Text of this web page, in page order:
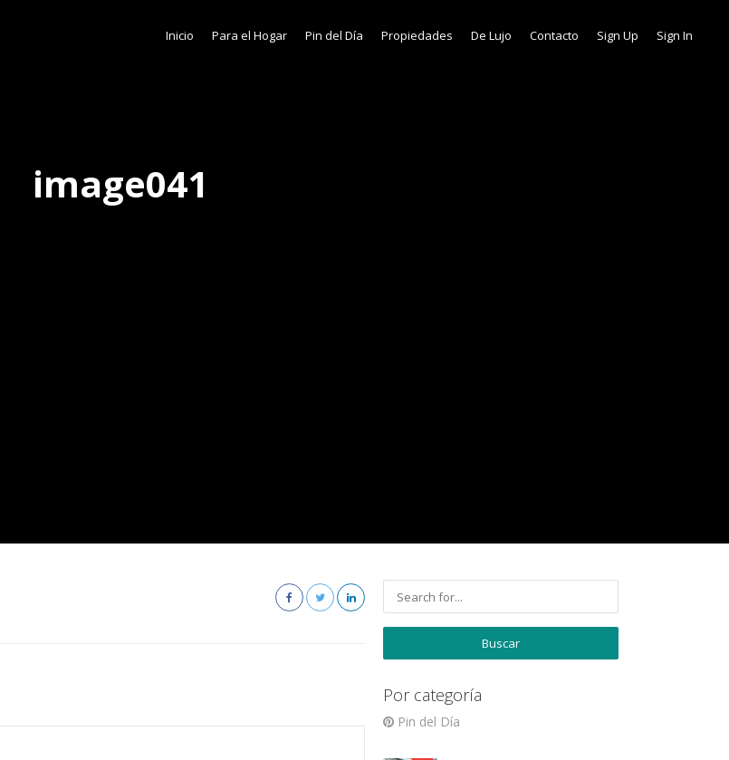
image041
Sign Up Sign In
Inicio Para el Hogar Pin del Día Propiedades De Lujo Contacto
Por categoría
Pin del Día